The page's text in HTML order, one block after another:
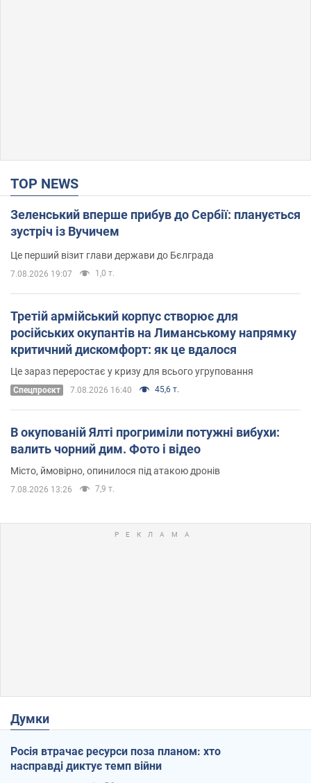
TOP NEWS
Зеленський вперше прибув до Сербії: планується
зустріч із Вучичем
Це перший візит глави держави до Бєлграда
7.08.2026 19:07 1,0 т.
Третій армійський корпус створює для
російських окупантів на Лиманському напрямку
критичний дискомфорт: як це вдалося
Це зараз переростає у кризу для всього угруповання
Cпецпроєкт 7.08.2026 16:40 45,6 т.
В окупованій Ялті прогриміли потужні вибухи:
валить чорний дим. Фото і відео
Місто, ймовірно, опинилося під атакою дронів
7.08.2026 13:26 7,9 т.
Думки
Росія втрачає ресурси поза планом: хто
насправді диктує темп війни